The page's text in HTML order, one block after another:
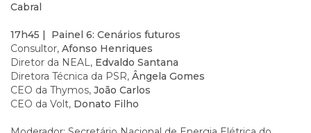
Cabral
17h45 | Painel 6: Cenários futuros
Consultor, Afonso Henriques
Diretor da NEAL, Edvaldo Santana
Diretora Técnica da PSR, Ângela Gomes
CEO da Thymos, João Carlos
CEO da Volt, Donato Filho